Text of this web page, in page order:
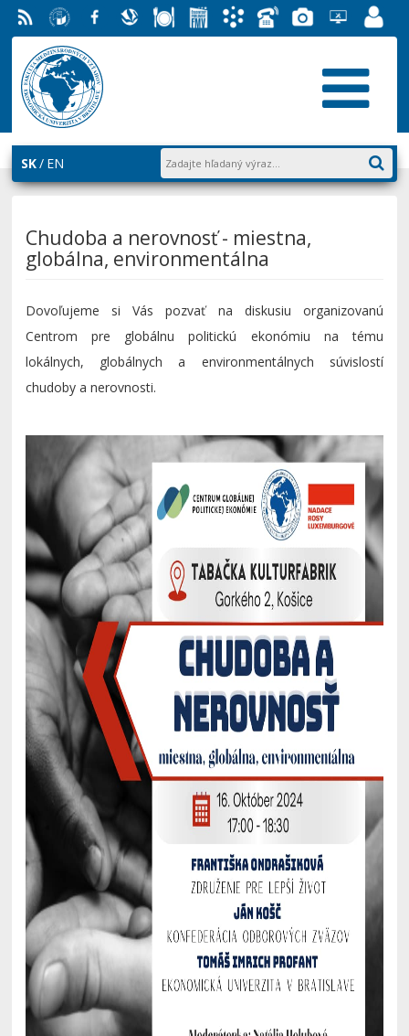
RSS EU v
Bratislave
FacebookSlovenskáStravovanie
ŠtudentskýAkademický
TelefónnyFotogaléria
Helpdesk
EUBAportál
SK EN
Chudoba a nerovnosť - miestna,
globálna, environmentálna
Dovoľujeme si Vás pozvať na diskusiu organizovanú
Centrom pre globálnu politickú ekonómiu na tému
lokálnych, globálnych a environmentálnych súvislostí
chudoby a nerovnosti.